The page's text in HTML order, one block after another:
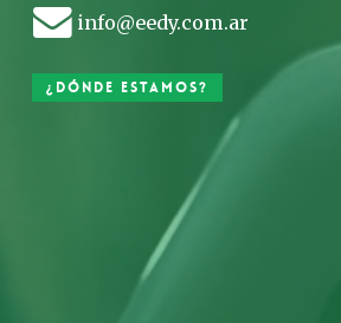
info@eedy.com.ar
¿Dónde estamos?